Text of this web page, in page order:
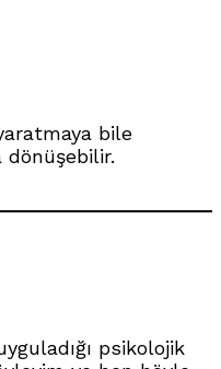
bile
dönüşebilir.
psikolojik